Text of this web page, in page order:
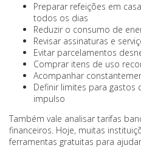
Preparar refeições em
todos os dias
Reduzir o consumo de
Revisar assinaturas e
Evitar parcelamentos
Comprar itens de uso
Acompanhar
Definir limites para
impulso
Também vale analisar tarifas
financeiros. Hoje, muitas
ferramentas gratuitas para